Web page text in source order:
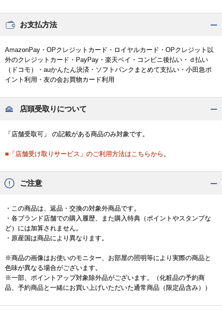
お支払方法
AmazonPay・OPクレジットカード・ロイヤルカード・OPクレジット以
外のクレジットカード・PayPay・楽天ペイ・コンビニ後払い・ｄ払い
（ドコモ）・auかんたん決済・ソフトバンクまとめて支払い・小田急ポ
イント利用・友の会お買物カード利用
店頭受取りについて
「店舗受取可」 の記載がある商品のみ対象です。
■「店舗受け取りサービス」のご利用方法はこちらから。
ご注意
・この商品は、返品・交換の対象外商品です。
・各ブランド店舗での購入履歴、また購入特典（ポイントやスタンプな
ど）には加算されません。
・原産国は商品により異なります。
※商品の画像はお使いのモニター、お部屋の照明等により実際の商品と
色味が異なる場合がございます。
※一部、ポイントアップ対象除外品がございます。（化粧品の予約商
品、予約商品と一緒にお買い上げいただいた通常商品（限定品含み））